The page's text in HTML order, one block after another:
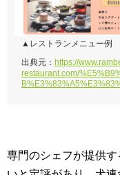
▲レストランメニュー例
出典元： https://
restaurant.com/
専門のシェフが提供